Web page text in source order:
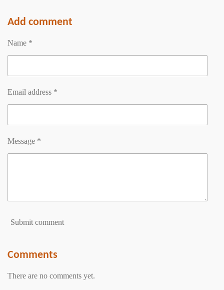
r
e
r
e
r
e
r
e
Add comment
Name *
Email address *
Message *
Submit comment
Comments
There are no comments yet.